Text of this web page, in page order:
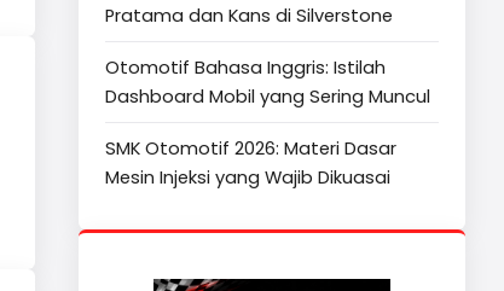
Pratama dan Kans di Silverstone
Otomotif Bahasa Inggris: Istilah
Dashboard Mobil yang Sering Muncul
SMK Otomotif 2026: Materi Dasar
Mesin Injeksi yang Wajib Dikuasai